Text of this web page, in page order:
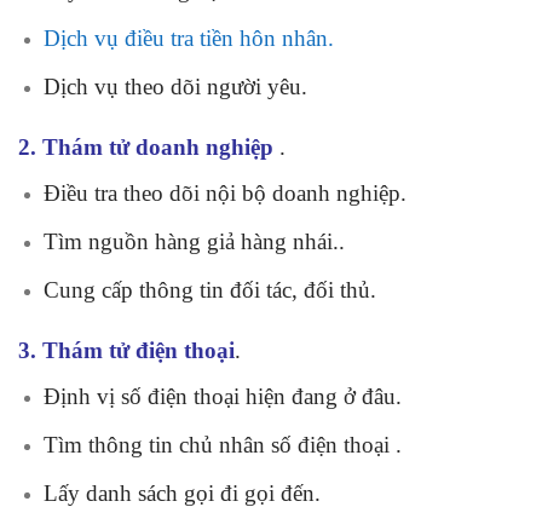
Dịch vụ điều tra tiền hôn nhân.
Dịch vụ theo dõi người yêu.
2. Thám tử doanh nghiệp .
Điều tra theo dõi nội bộ doanh nghiệp.
Tìm nguồn hàng giả hàng nhái..
Cung cấp thông tin đối tác, đối thủ.
3. Thám tử điện thoại.
Định vị số điện thoại hiện đang ở đâu.
Tìm thông tin chủ nhân số điện thoại .
Lấy danh sách gọi đi gọi đến.